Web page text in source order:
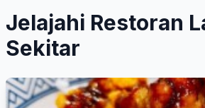
Jelajahi Restoran
Sekitar